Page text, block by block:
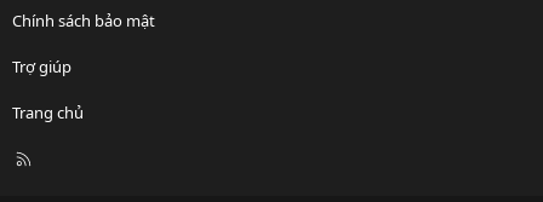
Chính sách bảo mật
Trợ giúp
Trang chủ
R